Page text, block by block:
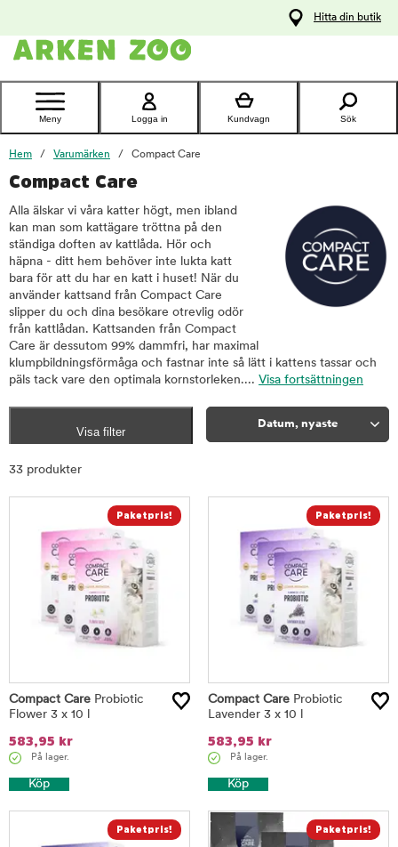
Kontakta
Hitta din butik
Meny Logga in Kundvagn Sök
Hem Varumärken Compact Care
Compact Care
Alla älskar vi våra katter högt, men ibland
kan man som kattägare tröttna på den
ständiga doften av kattlåda. Hör och
häpna - ditt hem behöver inte lukta katt
bara för att du har en katt i huset! När du
använder kattsand från Compact Care
slipper du och dina besökare otrevlig odör
från kattlådan. Kattsanden från Compact
Care är dessutom 99% dammfri, har maximal
klumpbildningsförmåga och fastnar inte så lätt i kattens tassar och
päls tack vare den optimala kornstorleken.... Visa fortsättningen
Visa filter
Datum, nyaste
33 produkter
Compact Care Probiotic
Flower 3 x 10 l
583,95 kr
På lager.
Köp
Compact Care Probiotic
Lavender 3 x 10 l
583,95 kr
På lager.
Köp